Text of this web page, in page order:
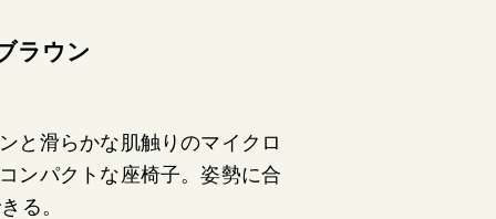
ラウン
と滑らかな肌触りのマイクロ
ンパクトな座椅子。姿勢に合
る。